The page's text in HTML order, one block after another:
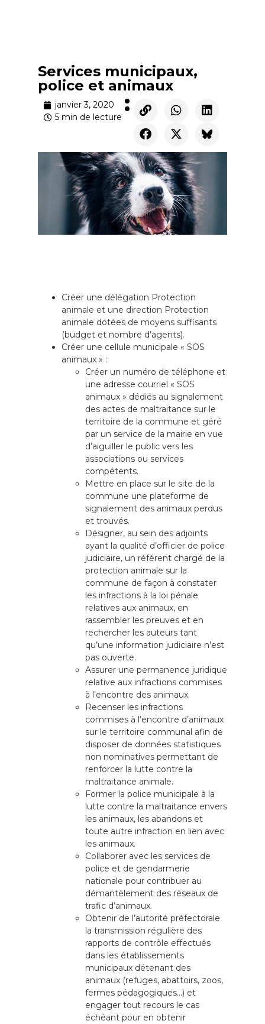
Services municipaux,
police et animaux
janvier 3, 2020
5 min de lecture
Créer une délégation Protection
animale et une direction Protection
animale dotées de moyens suffisants
(budget et nombre d’agents).
Créer une cellule municipale « SOS
animaux » :
Créer un numéro de téléphone et
une adresse courriel « SOS
animaux » dédiés au signalement
des actes de maltraitance sur le
territoire de la commune et géré
par un service de la mairie en vue
d’aiguiller le public vers les
associations ou services
compétents.
Mettre en place sur le site de la
commune une plateforme de
signalement des animaux perdus
et trouvés.
Désigner, au sein des adjoints
ayant la qualité d’officier de police
judiciaire, un référent chargé de la
protection animale sur la
commune de façon à constater
les infractions à la loi pénale
relatives aux animaux, en
rassembler les preuves et en
rechercher les auteurs tant
qu’une information judiciaire n’est
pas ouverte.
Assurer une permanence juridique
relative aux infractions commises
à l’encontre des animaux.
Recenser les infractions
commises à l’encontre d’animaux
sur le territoire communal afin de
disposer de données statistiques
non nominatives permettant de
renforcer la lutte contre la
maltraitance animale.
Former la police municipale à la
lutte contre la maltraitance envers
les animaux, les abandons et
toute autre infraction en lien avec
les animaux.
Collaborer avec les services de
police et de gendarmerie
nationale pour contribuer au
démantèlement des réseaux de
trafic d’animaux.
Obtenir de l’autorité préfectorale
la transmission régulière des
rapports de contrôle effectués
dans les établissements
municipaux détenant des
animaux (refuges, abattoirs, zoos,
fermes pédagogiques…) et
engager tout recours le cas
échéant pour en obtenir